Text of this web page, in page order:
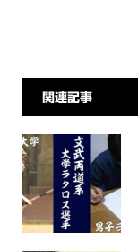
関連記事